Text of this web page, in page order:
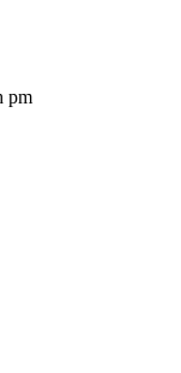
pm